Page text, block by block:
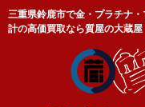
三重県鈴鹿市で金・プラチナ
計の高価買取なら質屋の大蔵屋